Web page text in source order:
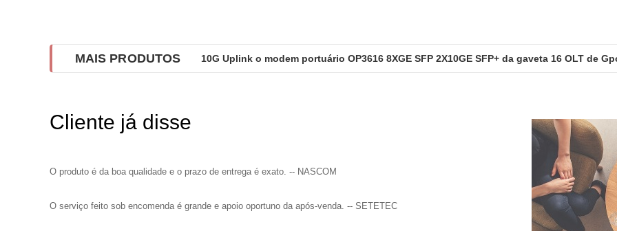
MAIS PRODUTOS 10G Uplink o modem portuário OP3616 8XGE SFP 2X10GE SFP+ da gaveta 16 OLT de
Cliente já disse
O produto é da boa qualidade e o prazo de entrega é exato. -- NASCOM
O serviço feito sob encomenda é grande e apoio oportuno da após-venda. -- SETETEC